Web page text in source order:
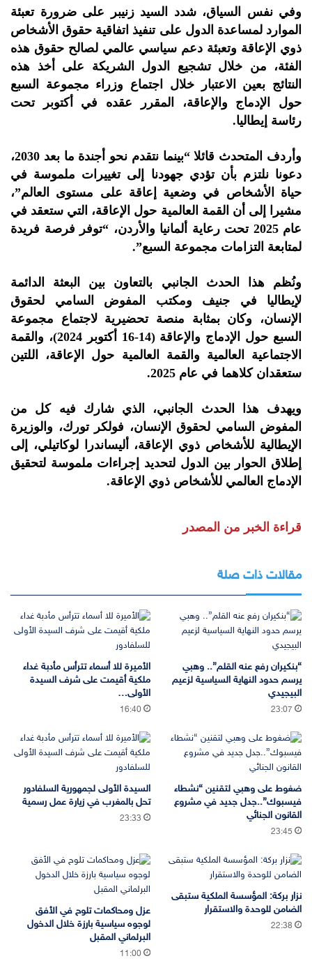
وفي نفس السياق، شدد السيد زنيبر على ضرورة تعبئة
الموارد لمساعدة الدول على تنفيذ اتفاقية حقوق الأشخاص
ذوي الإعاقة وتعبئة دعم سياسي عالمي لصالح حقوق هذه
الفئة، من خلال تشجيع الدول الشريكة على أخذ هذه
النتائج بعين الاعتبار خلال اجتماع وزراء مجموعة السبع
حول الإدماج والإعاقة، المقرر عقده في أكتوبر تحت
رئاسة إيطاليا.
وأردف المتحدث قائلا “بينما نتقدم نحو أجندة ما بعد 2030،
دعونا نلتزم بأن تؤدي جهودنا إلى تغييرات ملموسة في
حياة الأشخاص في وضعية إعاقة على مستوى العالم”،
مشيرا إلى أن القمة العالمية حول الإعاقة، التي ستعقد في
عام 2025 تحت رعاية ألمانيا والأردن، “توفر فرصة فريدة
لمتابعة التزامات مجموعة السبع”.
ونُظم هذا الحدث الجانبي بالتعاون بين البعثة الدائمة
لإيطاليا في جنيف ومكتب المفوض السامي لحقوق
الإنسان، وكان بمثابة منصة تحضيرية لاجتماع مجموعة
السبع حول الإدماج والإعاقة (14-16 أكتوبر 2024)، والقمة
الاجتماعية العالمية والقمة العالمية حول الإعاقة، اللتين
ستعقدان كلاهما في عام 2025.
ويهدف هذا الحدث الجانبي، الذي شارك فيه كل من
المفوض السامي لحقوق الإنسان، فولكر تورك، والوزيرة
الإيطالية للأشخاص ذوي الإعاقة، أليساندرا لوكاتيلي، إلى
إطلاق الحوار بين الدول لتحديد إجراءات ملموسة لتحقيق
الإدماج العالمي للأشخاص ذوي الإعاقة.
قراءة الخبر من المصدر
مقالات ذات صلة
“بنكيران رفع عنه القلم”.. وهبي
يرسم حدود النهاية السياسية لزعيم
البيجيدي
23:07
الأميرة للا أسماء تترأس مأدبة غداء
ملكية أقيمت على شرف السيدة
الأولى…
16:40
ضغوط على وهبي لتقنين “نشطاء
فيسبوك”..جدل جديد في مشروع
القانون الجنائي
23:45
السيدة الأولى لجمهورية السلفادور
تحل بالمغرب في زيارة عمل رسمية
23:33
نزار بركة: المؤسسة الملكية ستبقى
الضامن للوحدة والاستقرار
22:38
عزل ومحاكمات تلوح في الأفق
لوجوه سياسية بارزة خلال الدخول
البرلماني المقبل
11:00